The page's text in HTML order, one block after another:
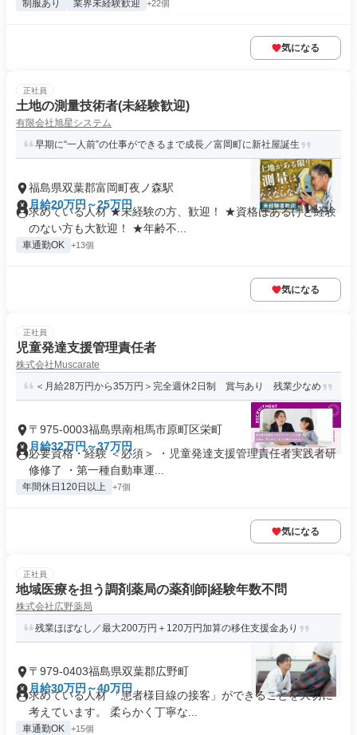
制服あり 業界未経験歓迎 +22個
気になる
正社員
土地の測量技術者(未経験歓迎)
有限会社旭星システム
早期に“一人前”の仕事ができるまで成長／富岡町に新社屋誕生
福島県双葉郡富岡町夜ノ森駅
月給20万円～25万円
求めている人材 ★未経験の方、歓迎！ ★資格はあるけど経験
のない方も大歓迎！ ★年齢不...
車通勤OK +13個
気になる
正社員
児童発達支援管理責任者
株式会社Muscarate
＜月給28万円から35万円＞完全週休2日制 賞与あり 残業少なめ
〒975-0003福島県南相馬市原町区栄町
月給32万円～37万円
必要資格・経験 ＜必須＞ ・児童発達支援管理責任者実践者研
修修了 ・第一種自動車運...
年間休日120日以上 +7個
気になる
正社員
地域医療を担う調剤薬局の薬剤師|経験年数不問
株式会社広野薬局
残業ほぼなし／最大200万円＋120万円加算の移住支援金あり
〒979-0403福島県双葉郡広野町
月給30万円～40万円
求めている人材 「患者様目線の接客」ができることを大切に
考えています。 柔らかく丁寧な...
車通勤OK +15個